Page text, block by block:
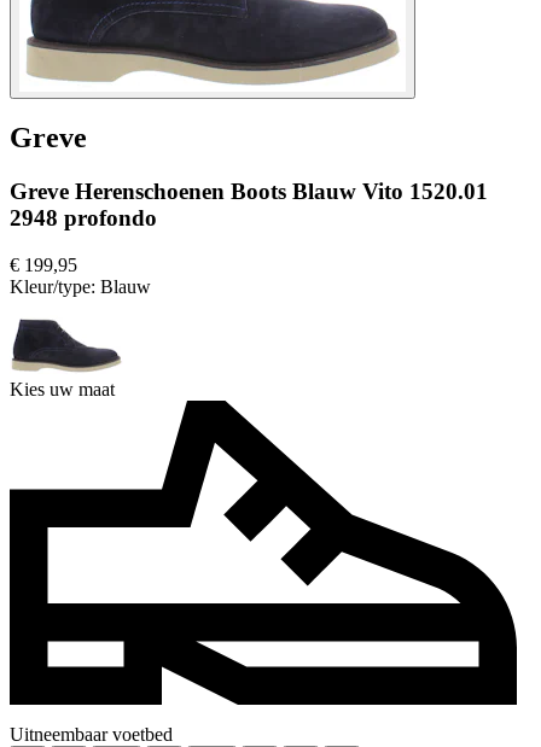
Greve
Greve Herenschoenen Boots Blauw Vito 1520.01
2948 profondo
€ 199,95
Kleur/type: Blauw
Kies uw maat
Uitneembaar voetbed